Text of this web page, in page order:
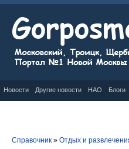
Новости Другие новости НАО Блоги
Справочник » Отдых и